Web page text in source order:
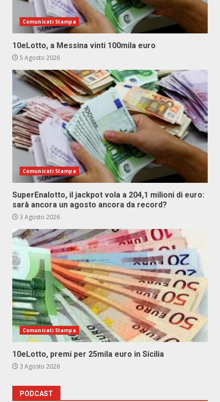
Comunicati Stampa
10eLotto, a Messina vinti 100mila euro
5 Agosto 2026
Comunicati Stampa
SuperEnalotto, il jackpot vola a 204,1 milioni di euro:
sarà ancora un agosto ancora da record?
3 Agosto 2026
Comunicati Stampa
10eLotto, premi per 25mila euro in Sicilia
3 Agosto 2026
PODCAST